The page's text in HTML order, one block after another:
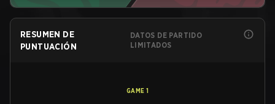
RESUMEN DE
PUNTUACIÓN
DATOS DE PARTIDO
LIMITADOS
GAME 1